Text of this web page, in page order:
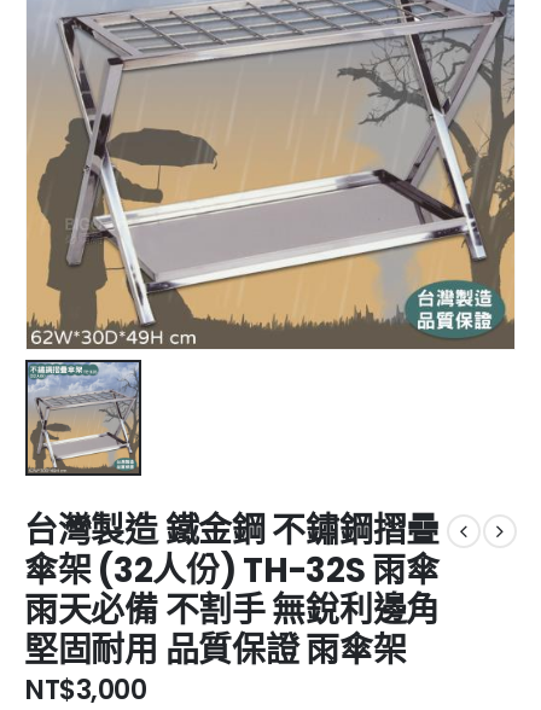
台灣製造 鐵金鋼 不鏽鋼摺疊
傘架 (32人份) TH-32S 雨傘
雨天必備 不割手 無銳利邊角
堅固耐用 品質保證 雨傘架
NT$3,000